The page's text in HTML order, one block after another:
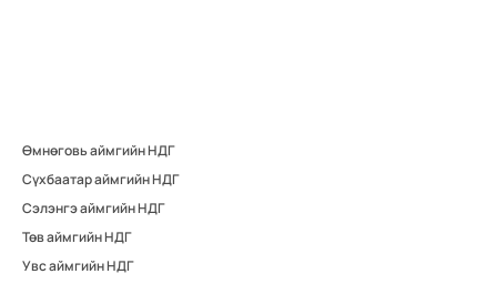
Өмнөговь аймгийн НДГ
Сүхбаатар аймгийн НДГ
Сэлэнгэ аймгийн НДГ
Төв аймгийн НДГ
Увс аймгийн НДГ